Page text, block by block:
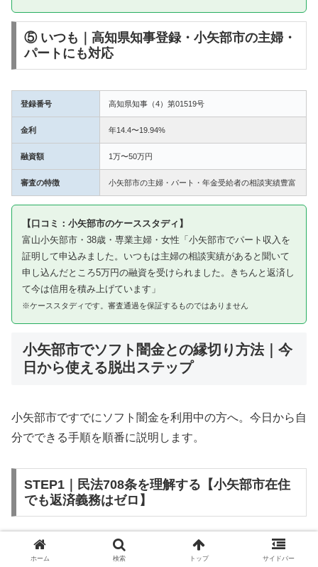
⑤ いつも｜高知県知事登録・小矢部市の主婦・
パートにも対応
登録番号 高知県知事（4）第01519号
金利 年14.4〜19.94%
融資額 1万〜50万円
審査の特徴 小矢部市の主婦・パート・年金受給者の相談実績豊富
【口コミ：小矢部市のケーススタディ】
富山小矢部市・38歳・専業主婦・女性「小矢部市でパート収入を
証明して申込みました。いつもは主婦の相談実績があると聞いて
申し込んだところ5万円の融資を受けられました。きちんと返済し
て今は信用を積み上げています」
※ケーススタディです。審査通過を保証するものではありません
小矢部市でソフト闇金との縁切り方法｜今
日から使える脱出ステップ
小矢部市ですでにソフト闇金を利用中の方へ。今日から自
分でできる手順を順番に説明します。
STEP1｜民法708条を理解する【小矢部市在住
でも返済義務はゼロ】
ソフト闇金を含む闇金との金銭消費貸借契約は、公序良俗
ホーム 検索 トップ サイドバー